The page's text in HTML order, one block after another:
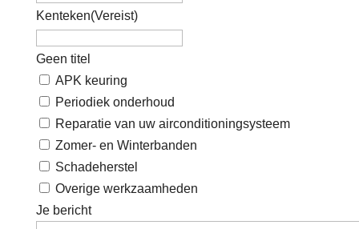
Kenteken(Vereist)
Geen titel
APK keuring
Periodiek onderhoud
Reparatie van uw airconditioningsysteem
Zomer- en Winterbanden
Schadeherstel
Overige werkzaamheden
Je bericht